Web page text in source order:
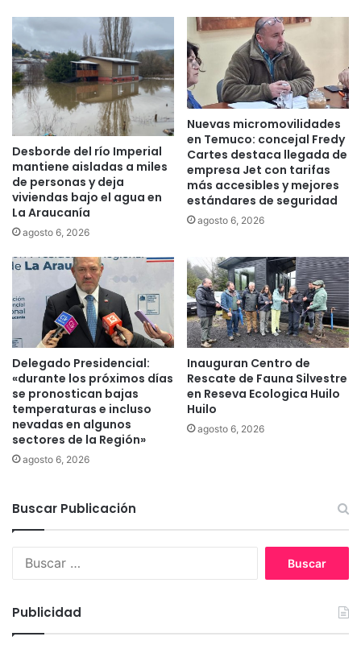
a
u
c
a
n
a
e
n
T
e
m
o
e
m
p
e
a
W
o
o
s
h
s
o
l
i
t
a
r
e
R
U
Desborde del río Imperial
mantiene aisladas a miles
de personas y deja
viviendas bajo el agua en
La Araucanía
agosto 6, 2026
Nuevas micromovilidades
en Temuco: concejal Fredy
Cartes destaca llegada de
empresa Jet con tarifas
más accesibles y mejores
estándares de seguridad
agosto 6, 2026
Delegado Presidencial:
«durante los próximos días
se pronostican bajas
temperaturas e incluso
nevadas en algunos
sectores de la Región»
agosto 6, 2026
Inauguran Centro de
Rescate de Fauna Silvestre
en Reseva Ecologica Huilo
Huilo
agosto 6, 2026
Buscar Publicación
Publicidad